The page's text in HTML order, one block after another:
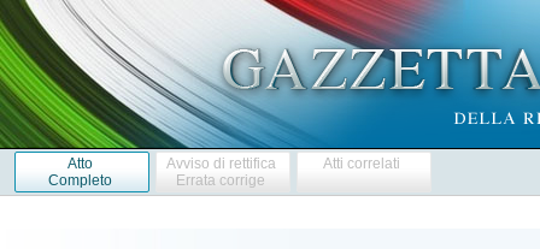
Atto
Completo
Avviso di rettifica
Errata corrige
Atti correlati